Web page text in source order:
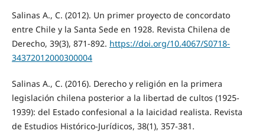
Salinas A., C. (2012). Un primer proyecto de concordato
entre Chile y la Santa Sede en 1928. Revista Chilena de
Derecho, 39(3), 871-892. https://doi.org/10.4067/S0718-
34372012000300004
Salinas A., C. (2016). Derecho y religión en la primera
legislación chilena posterior a la libertad de cultos (1925-
1939): del Estado confesional a la laicidad realista. Revista
de Estudios Histórico-Jurídicos, 38(1), 357-381.